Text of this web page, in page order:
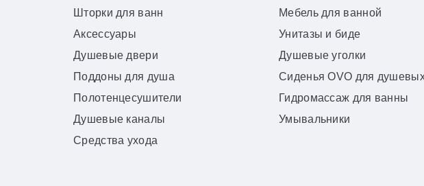
Шторки для ванн
Мебель для ванной
Аксессуары
Унитазы и биде
Душевые двери
Душевые уголки
Поддоны для душа
Сиденья OVO для
Полотенцесушители
Гидромассаж для ванны
Душевые каналы
Умывальники
Средства ухода